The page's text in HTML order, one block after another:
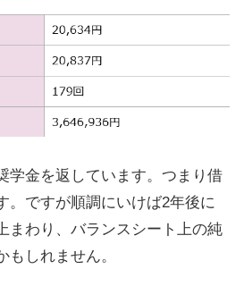
学金を返しています。つまり借
。ですが順調にいけば2年後に
まわり、バランスシート上の純
もしれません。